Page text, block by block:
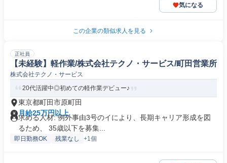
気になる
この企業の類似求人を見る
正社員
【未経験】軽作業/株式会社テクノ・サービス/町田営業所
株式会社テクノ・サービス
20代活躍中◎初めての軽作業デビュー♪
東京都町田市原町田
月給25万円以上
求める人材: 例外事由3号のイにより、長期キャリア形成を図
るため、 35歳以下を募集...
即日勤務OK 残業なし +1個